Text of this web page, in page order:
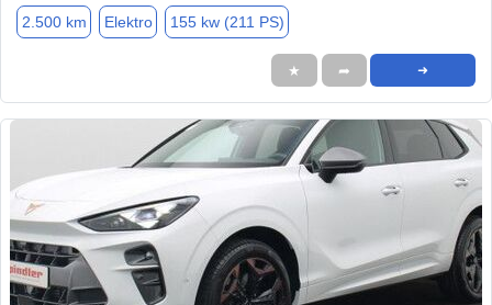
2.500 km Elektro 155 kw (211 PS)
★ ➦ ➜